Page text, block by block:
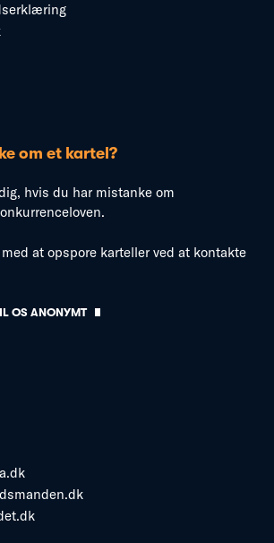
om et kartel?
hvis du har mistanke om
at opspore karteller ved at kontakte
OS ANONYMT